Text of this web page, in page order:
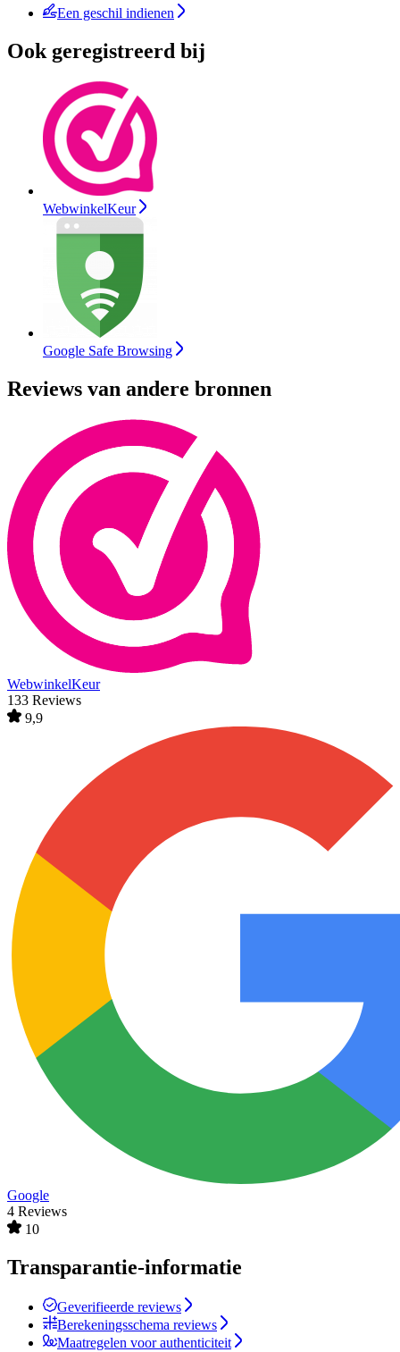
Een geschil indienen
Ook geregistreerd bij
WebwinkelKeur
Google Safe Browsing
Reviews van andere bronnen
WebwinkelKeur
133 Reviews
9,9
Google
4 Reviews
10
Transparantie-informatie
Geverifieerde reviews
Berekeningsschema reviews
Maatregelen voor authenticiteit